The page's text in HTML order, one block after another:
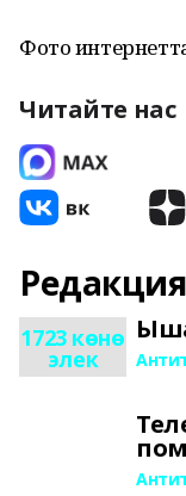
Фото
Читайте нас
1723 көнө
элек